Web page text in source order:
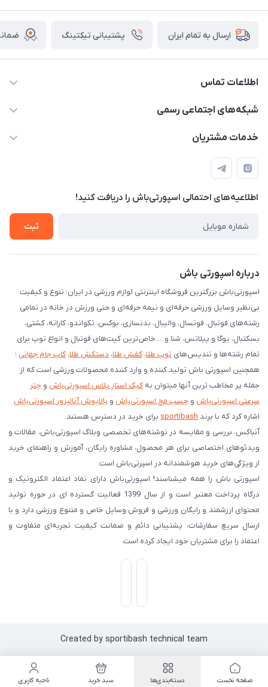
ارسال به تمام ایران پشتیبانی تیکتینگ
اطلاعات تماس
15 13 222 0900
شبکه‌های اجتماعی رسمی
کانال آپارات
خدمات مشتریان
درخواست پشتیبانی جدید
مشاهده لیست تیکت‌ها
لیست کد رهگیری پستی
شرایط بازگردانی کالا
اطلاعیه‌های احتمالی اسپورتی‌باش را دریافت کنید!
ثبت
درباره اسپورتی باش
اسپورتی‌باش بزرگترین فروشگاه اینترنتی لوازم ورزشی در ایران؛ تنوع و کیفیت
بی‌نظیر وسایل ورزشی حرفه‌ای و نیمه حرفه‌ای و حتی ورزش در خانه در تمامی
رشته‌های فوتبال، فوتسال، والیبال، بدنسازی، بوکس، تکواندو، کاراته، کشتی،
بسکتبال، یوگا و پیلاتس، شنا و ... خاص‌ترین کیت‌های فوتبال و انواع توپ برای
تمام رشته‌ها و تندیس‌های توپ طلا، کفش طلا، دستکش طلا، کاپ جام جهانی ؛
همچنین اسپورتی باش تولید کننده و وارد کننده محصولات ورزشی است که از
جمله پر مخاطب ترین آنها میتوان به کیک استار پلاس اسپورتی‌باش و چتر
سرعتی اسپورتی‌باش و چسب مچ اسپورتی‌باش و بالاپوش آنالیزور اسپورتی‌باش
اشاره کرد که با برند sportibash برای خرید در دسترس هستند.
آنباکس، بررسی‌ و مقایسه در نوشته‌های تخصصی وبلاگ اسپورتی‌باش، مقالات و
ویدئوهای اختصاصی برای هر محصول، مشاوره رایگان، آموزش و راهنمای خرید
از ویژگی‌های خرید هوشمندانه در اسپرتی‌باش است.
اسپورتی‌ باش را همه میشناسند! اسپورتی‌باش دارای نماد اعتماد الکترونیک و
درگاه پرداخت معتبر است و از سال 1399 فعالیت گسترده ای در حوزه تولید
محتوای ارزشمند و رایگان ورزشی و فروش وسایل خاص و متنوع ورزشی دارد و با
ارسال سریع سفارشات، پشتیبانی دائم و ضمانت کیفیت تجربه‌ای متفاوت و
اعتماد را برای مشتریان خود ایجاد کرده است.
Created by sportibash technical team
صفحه نخست دسته‌بندی‌ها سبد خرید ناحیه کاربری